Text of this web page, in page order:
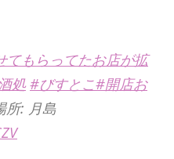
てもらってたお店が拡
処 #びすとこ#開店お
: 月島